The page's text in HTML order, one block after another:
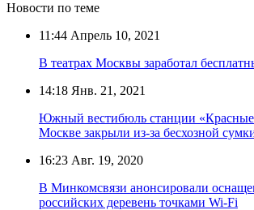
Новости по теме
11:44 Апрель 10, 2021
В театрах Москвы заработал
14:18 Янв. 21, 2021
Южный вестибюль станции «Красные
Москве закрыли из-за бесхозной
16:23 Авг. 19, 2020
В Минкомсвязи анонсировали
российских деревень точками Wi-Fi